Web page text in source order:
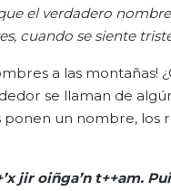
el verdadero
cuando se siente
a las
se llaman de
un nombre, los
jir oiñga’nt++am.